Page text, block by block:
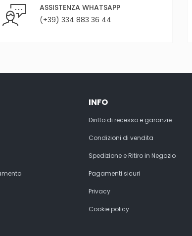
ASSISTENZA WHATSAPP
(+39) 334 883 36 44
INFO
Diritto di recesso e garanzie
Condizioni di vendita
Spedizione e Ritiro in Negozio
Pagamenti sicuri
Privacy
Cookie policy